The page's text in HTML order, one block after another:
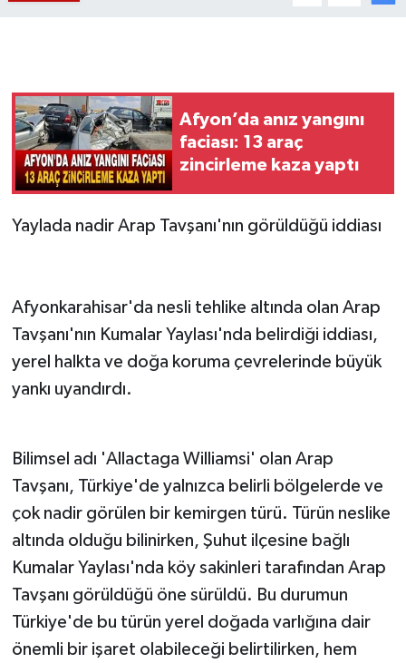
Afyon’da anız yangını
faciası: 13 araç
zincirleme kaza yaptı
Yaylada nadir Arap Tavşanı'nın görüldüğü iddiası
Afyonkarahisar'da nesli tehlike altında olan Arap
Tavşanı'nın Kumalar Yaylası'nda belirdiği iddiası,
yerel halkta ve doğa koruma çevrelerinde büyük
yankı uyandırdı.
Bilimsel adı 'Allactaga Williamsi' olan Arap
Tavşanı, Türkiye'de yalnızca belirli bölgelerde ve
çok nadir görülen bir kemirgen türü. Türün neslike
altında olduğu bilinirken, Şuhut ilçesine bağlı
Kumalar Yaylası'nda köy sakinleri tarafından Arap
Tavşanı görüldüğü öne sürüldü. Bu durumun
Türkiye'de bu türün yerel doğada varlığına dair
önemli bir işaret olabileceği belirtilirken, hem